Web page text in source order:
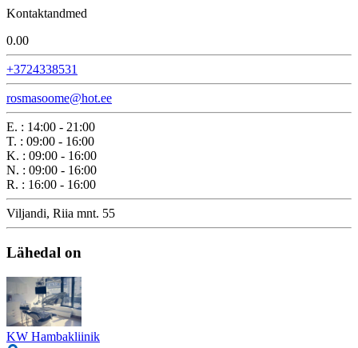
Kontaktandmed
0.00
+3724338531
rosmasoome@hot.ee
E. : 14:00 - 21:00
T. : 09:00 - 16:00
K. : 09:00 - 16:00
N. : 09:00 - 16:00
R. : 16:00 - 16:00
Viljandi, Riia mnt. 55
Lähedal on
KW Hambakliinik